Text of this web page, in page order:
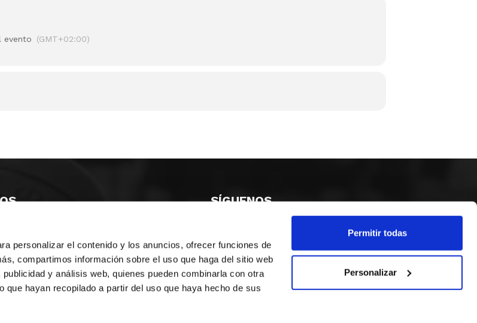
personalizar el contenido y los anuncios, ofrecer funciones de
compartimos información sobre el uso que haga del sitio web
y análisis web, quienes pueden combinarla con otra
que hayan recopilado a partir del uso que haya hecho de sus
Permitir todas
Personalizar
evento (GMT+02:00)
POBLET 14 1ª 3º
12
SÍGUENOS